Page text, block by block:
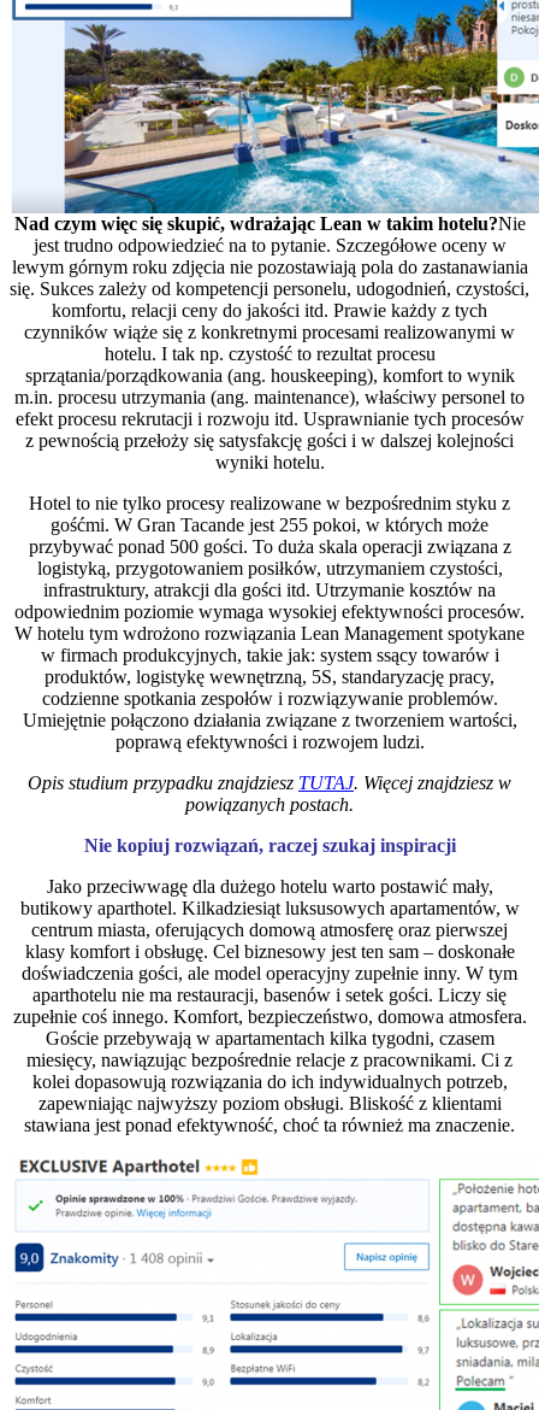
Nad czym więc się skupić, wdrażając Lean w takim hotelu?Nie
jest trudno odpowiedzieć na to pytanie. Szczegółowe oceny w
lewym górnym roku zdjęcia nie pozostawiają pola do zastanawiania
się. Sukces zależy od kompetencji personelu, udogodnień, czystości,
komfortu, relacji ceny do jakości itd. Prawie każdy z tych
czynników wiąże się z konkretnymi procesami realizowanymi w
hotelu. I tak np. czystość to rezultat procesu
sprzątania/porządkowania (ang. houskeeping), komfort to wynik
m.in. procesu utrzymania (ang. maintenance), właściwy personel to
efekt procesu rekrutacji i rozwoju itd. Usprawnianie tych procesów
z pewnością przełoży się satysfakcję gości i w dalszej kolejności
wyniki hotelu.
Hotel to nie tylko procesy realizowane w bezpośrednim styku z
gośćmi. W Gran Tacande jest 255 pokoi, w których może
przybywać ponad 500 gości. To duża skala operacji związana z
logistyką, przygotowaniem posiłków, utrzymaniem czystości,
infrastruktury, atrakcji dla gości itd. Utrzymanie kosztów na
odpowiednim poziomie wymaga wysokiej efektywności procesów.
W hotelu tym wdrożono rozwiązania Lean Management spotykane
w firmach produkcyjnych, takie jak: system ssący towarów i
produktów, logistykę wewnętrzną, 5S, standaryzację pracy,
codzienne spotkania zespołów i rozwiązywanie problemów.
Umiejętnie połączono działania związane z tworzeniem wartości,
poprawą efektywności i rozwojem ludzi.
Opis studium przypadku znajdziesz TUTAJ. Więcej znajdziesz w
powiązanych postach.
Nie kopiuj rozwiązań, raczej szukaj inspiracji
Jako przeciwwagę dla dużego hotelu warto postawić mały,
butikowy aparthotel. Kilkadziesiąt luksusowych apartamentów, w
centrum miasta, oferujących domową atmosferę oraz pierwszej
klasy komfort i obsługę. Cel biznesowy jest ten sam – doskonałe
doświadczenia gości, ale model operacyjny zupełnie inny. W tym
aparthotelu nie ma restauracji, basenów i setek gości. Liczy się
zupełnie coś innego. Komfort, bezpieczeństwo, domowa atmosfera.
Goście przebywają w apartamentach kilka tygodni, czasem
miesięcy, nawiązując bezpośrednie relacje z pracownikami. Ci z
kolei dopasowują rozwiązania do ich indywidualnych potrzeb,
zapewniając najwyższy poziom obsługi. Bliskość z klientami
stawiana jest ponad efektywność, choć ta również ma znaczenie.